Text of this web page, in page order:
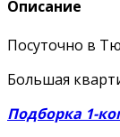
Описание
Посуточно в
Большая
Подборка 1-